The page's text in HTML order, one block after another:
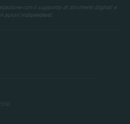
con il supporto di strumenti digitali e
autori indipendenti.